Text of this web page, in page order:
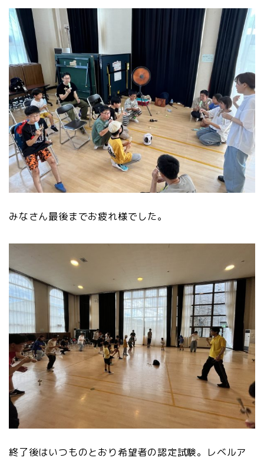
みなさん最後までお疲れ様でした。
終了後はいつものとおり希望者の認定試験。レベルア